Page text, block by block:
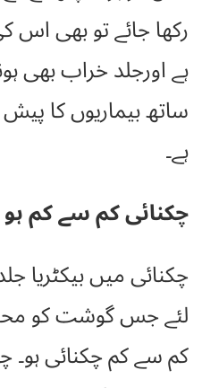
رکھا جائے تو بھی اس
ہے اورجلد خراب بھی
ساتھ بیماریوں کا
ہے۔
چکنائی کم سے کم ہو
چکنائی میں بیکٹریا
لئے جس گوشت کو
کم سے کم چکنائی ہو۔